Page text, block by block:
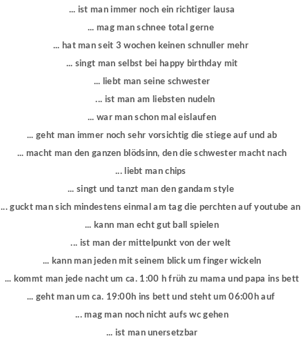
... ist man immer noch ein richtiger lausa
... mag man schnee total gerne
... hat man seit 3 wochen keinen schnuller mehr
... singt man selbst bei happy birthday mit
... liebt man seine schwester
... ist man am liebsten nudeln
... war man schon mal eislaufen
... geht man immer noch sehr vorsichtig die stiege auf und ab
... macht man den ganzen blödsinn, den die schwester macht nach
... liebt man chips
... singt und tanzt man den gandam style
... guckt man sich mindestens einmal am tag die perchten auf youtube an
... kann man echt gut ball spielen
... ist man der mittelpunkt von der welt
... kann man jeden mit seinem blick um finger wickeln
... kommt man jede nacht um ca. 1:00 h früh zu mama und papa ins bett
... geht man um ca. 19:00h ins bett und steht um 06:00h auf
... mag man noch nicht aufs wc gehen
... ist man unersetzbar